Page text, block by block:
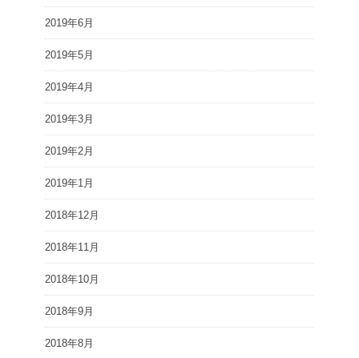
2019年6月
2019年5月
2019年4月
2019年3月
2019年2月
2019年1月
2018年12月
2018年11月
2018年10月
2018年9月
2018年8月